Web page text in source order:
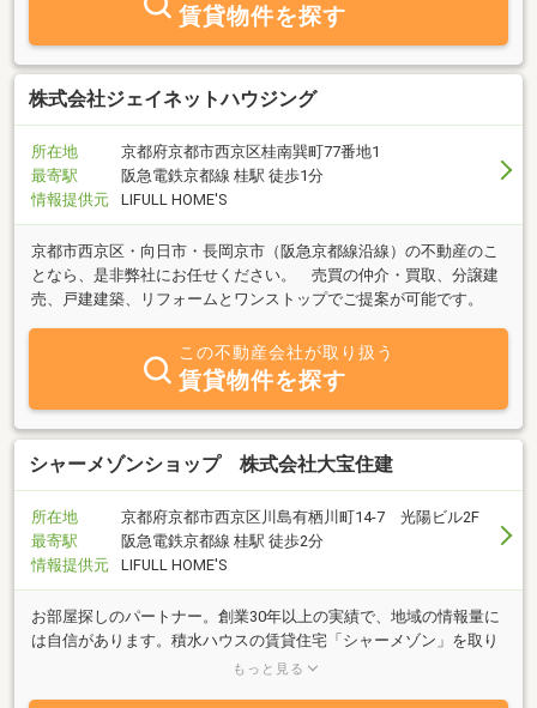
賃貸物件を探す
株式会社ジェイネットハウジング
所在地
京都府京都市西京区桂南巽町77番地1
最寄駅
阪急電鉄京都線 桂駅 徒歩1分
情報提供元
LIFULL HOME'S
京都市西京区・向日市・長岡京市（阪急京都線沿線）の不動産のこ
となら、是非弊社にお任せください。 売買の仲介・買取、分譲建
売、戸建建築、リフォームとワンストップでご提案が可能です。
この不動産会社が取り扱う
賃貸物件を探す
シャーメゾンショップ 株式会社大宝住建
所在地
京都府京都市西京区川島有栖川町14-7 光陽ビル2F
最寄駅
阪急電鉄京都線 桂駅 徒歩2分
情報提供元
LIFULL HOME'S
お部屋探しのパートナー。創業30年以上の実績で、地域の情報量に
は自信があります。積水ハウスの賃貸住宅「シャーメゾン」を取り
扱うシャーメゾン ショップ加盟店。新築物件の情報などをいち早く
もっと見る